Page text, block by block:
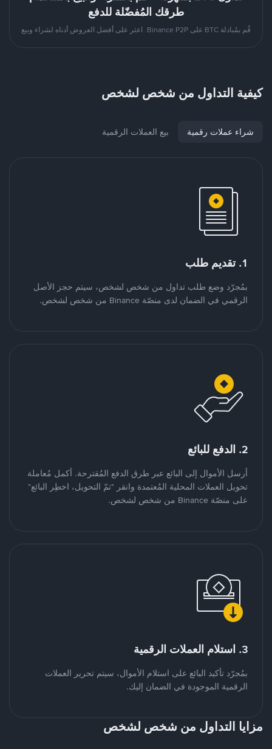
طرقك المُفضّلة للدفع
قُم بمُبادلة BTC على Binance P2P. اعثر على أفضل العروض أدناه لشراء وبيع
كيفية التداول من شخص لشخص
شراء عملات رقمية بيع العملات الرقمية
1. تقديم طلب
بمُجرّد وضع طلب تداول من شخص لشخص، سيتم حجز الأصل
الرقمي في الضمان لدى منصّة Binance من شخص لشخص.
2. الدفع للبائع
أرسل الأموال إلى البائع عبر طرق الدفع المُقترحة. أكمل مُعاملة
تحويل العملات المحلية المُعتمدة وانقر "تمّ التحويل، اخطِر البائع"
على منصّة Binance من شخص لشخص.
3. استلام العملات الرقمية
بمُجرّد تأكيد البائع على استلام الأموال، سيتم تحرير العملات
الرقمية الموجودة في الضمان إليك.
مزايا التداول من شخص لشخص